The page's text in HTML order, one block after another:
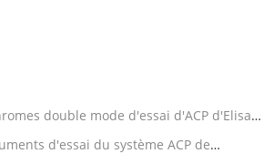
double mode d'essai d'ACP d'Elisa
d'essai du système ACP de